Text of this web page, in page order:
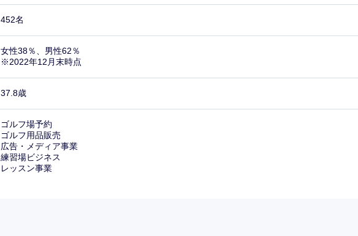
452名
女性38％、男性62％
※2022年12月末時点
37.8歳
ゴルフ場予約
ゴルフ用品販売
広告・メディア事業
練習場ビジネス
レッスン事業